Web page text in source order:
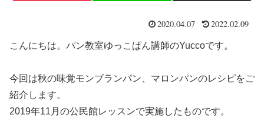
2020.04.07 2022.02.09
こんにちは。パン教室ゆっこぱん講師のYuccoです。
今回は秋の味覚モンブランパン、マロンパンのレシピをご
紹介します。
2019年11月の公民館レッスンで実施したものです。